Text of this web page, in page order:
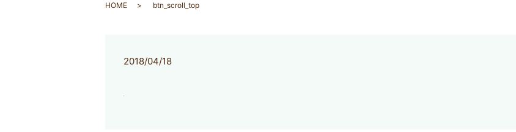
HOME btn_scroll_top
2018/04/18